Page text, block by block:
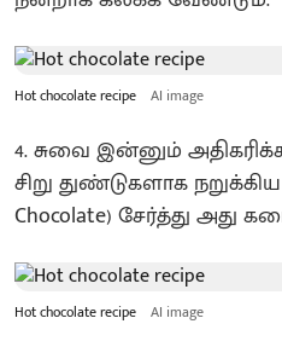
Hot chocolate recipe AI image
4. சுவை இன்னும்
சிறு துண்டுகளாக
Chocolate) சேர்த்து அது
Hot chocolate recipe AI image